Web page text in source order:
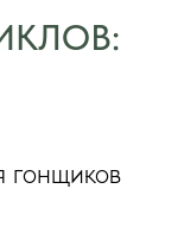
гонщиков